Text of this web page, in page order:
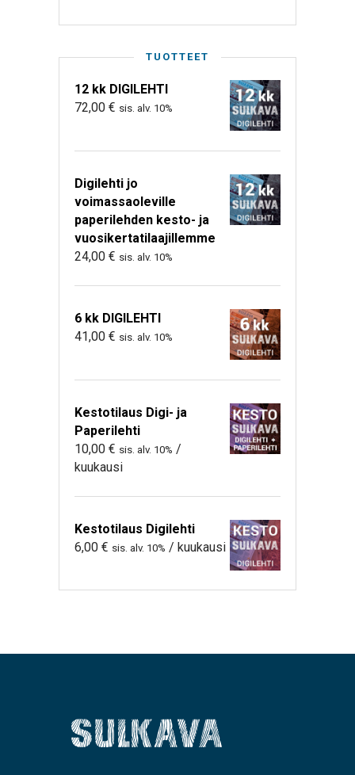
TUOTTEET
12 kk DIGILEHTI
72,00 € sis. alv. 10%
Digilehti jo
voimassaoleville
paperilehden kesto- ja
vuosikertatilaajillemme
24,00 € sis. alv. 10%
6 kk DIGILEHTI
41,00 € sis. alv. 10%
Kestotilaus Digi- ja
Paperilehti
10,00 € sis. alv. 10% /
kuukausi
Kestotilaus Digilehti
6,00 € sis. alv. 10% / kuukausi